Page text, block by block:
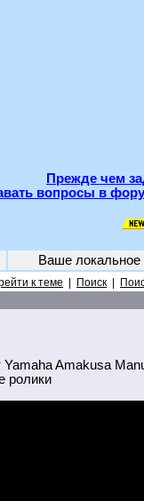
Прежде чем
вопросы в
Ваше
к теме Поиск
Amakusa
ролики